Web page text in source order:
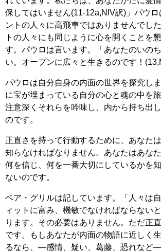
保してはいません(11-12a,NIV訳)」パウロ
ントの人々に高飛車ではありませんでし
トの人々にも同じように心を開くことを
す。パウロは言います。「あなたのいの
い。オープンに広々と生きるのです！
パウロは自分自身の内面の世界を探究し
に宝が埋まっている自分の心と魂の中を
注意深くそれらを吟味し、内から持ち出
のです。
正直さを持って行動するために、あなた
知らなければなりません。あなたはあなた
何を信じ、何を一番大切にしているかを
ないのです。
ベア・グリルは記しています。「人々は
ィットに富み、機敏でなければならない
ります。その必要はありません。ただ正
です。もしあなたが内面の物語に近しく
るなら、―感情、疑い、葛藤、恐れなど